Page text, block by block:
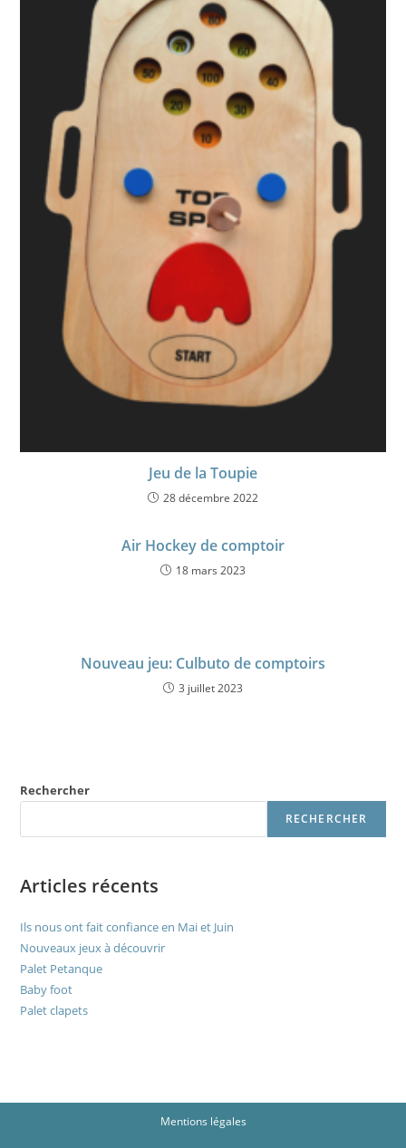
Jeu de la Toupie
28 décembre 2022
Air Hockey de comptoir
18 mars 2023
Nouveau jeu: Culbuto de comptoirs
3 juillet 2023
Rechercher
RECHERCHER
Articles récents
Ils nous ont fait confiance en Mai et Juin
Nouveaux jeux à découvrir
Palet Petanque
Baby foot
Palet clapets
Mentions légales